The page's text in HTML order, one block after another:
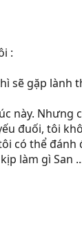
:
sẽ gặp lành
này.
đuối, tôi
có thể
làm gì